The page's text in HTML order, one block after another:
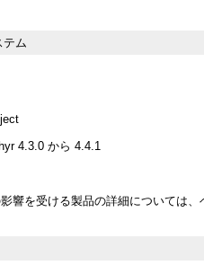
テム
4.3.0 から 4.4.1
響を受ける製品の詳細については